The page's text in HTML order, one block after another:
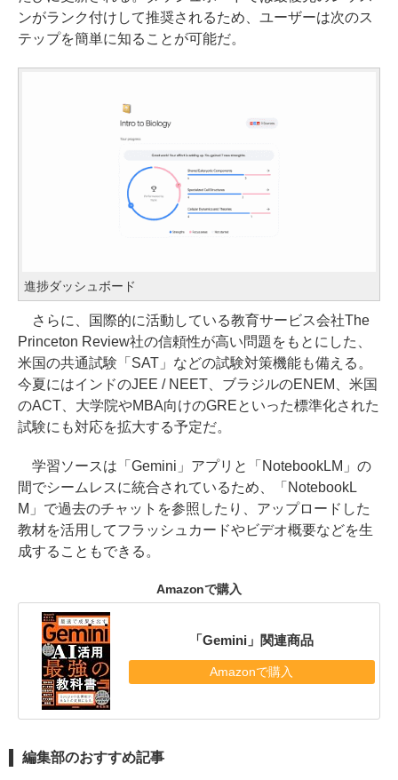
ンがランク付けして推奨されるため、ユーザーは次のス
テップを簡単に知ることが可能だ。
進捗ダッシュボード
さらに、国際的に活動している教育サービス会社The
Princeton Review社の信頼性が高い問題をもとにした、
米国の共通試験「SAT」などの試験対策機能も備える。
今夏にはインドのJEE / NEET、ブラジルのENEM、米国
のACT、大学院やMBA向けのGREといった標準化された
試験にも対応を拡大する予定だ。
学習ソースは「Gemini」アプリと「NotebookLM」の
間でシームレスに統合されているため、「NotebookL
M」で過去のチャットを参照したり、アップロードした
教材を活用してフラッシュカードやビデオ概要などを生
成することもできる。
Amazonで購入
「Gemini」関連商品
Amazonで購入
編集部のおすすめ記事